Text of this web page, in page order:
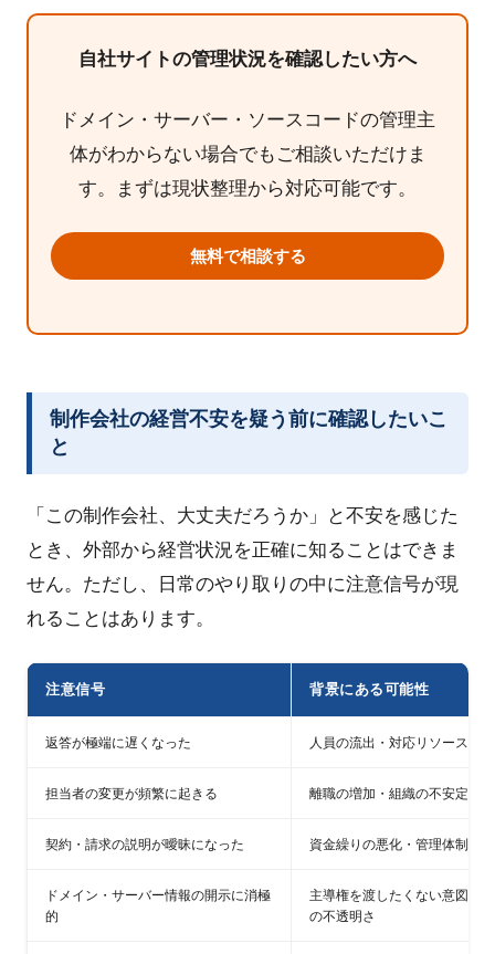
自社サイトの管理状況を確認したい方へ
ドメイン・サーバー・ソースコードの管理主
体がわからない場合でもご相談いただけま
す。まずは現状整理から対応可能です。
無料で相談する
制作会社の経営不安を疑う前に確認したいこ
と
「この制作会社、大丈夫だろうか」と不安を感じた
とき、外部から経営状況を正確に知ることはできま
せん。ただし、日常のやり取りの中に注意信号が現
れることはあります。
注意信号 背景にある可能性
返答が極端に遅くなった 人員の流出・対応リソースの
担当者の変更が頻繁に起きる 離職の増加・組織の不安定化
契約・請求の説明が曖昧になった 資金繰りの悪化・管理体制の
ドメイン・サーバー情報の開示に消極
的
主導権を渡したくない意図、
の不透明さ